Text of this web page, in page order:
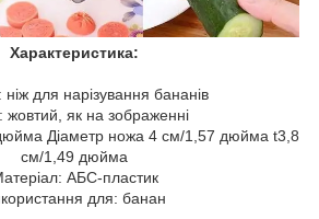
Характеристика:
ніж для нарізування бананів
жовтий, як на зображенні
Діаметр ножа 4 см/1,57 дюйма t3,8
см/1,49 дюйма
АБС-пластик
для: банан